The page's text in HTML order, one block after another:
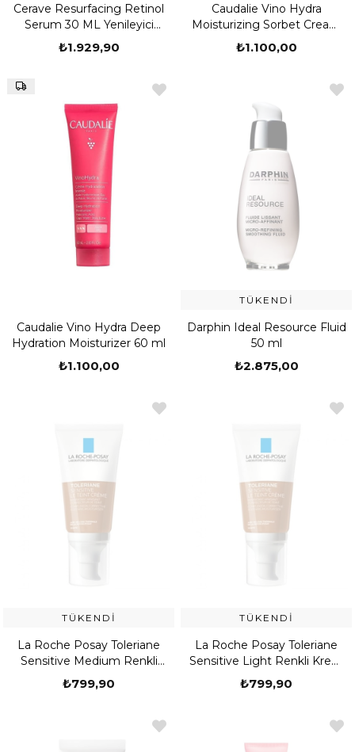
Cerave Resurfacing Retinol
Serum 30 ML Yenileyici
Retinol Serum
₺1.929,90
Caudalie Vino Hydra
Moisturizing Sorbet Cream
60 ML
₺1.100,00
Caudalie Vino Hydra Deep
Hydration Moisturizer 60 ml
₺1.100,00
TÜKENDI
Darphin Ideal Resource Fluid
50 ml
₺2.875,00
TÜKENDI
La Roche Posay Toleriane
Sensitive Medium Renkli
Krem 50 ml
₺799,90
TÜKENDI
La Roche Posay Toleriane
Sensitive Light Renkli Krem
50 ml
₺799,90